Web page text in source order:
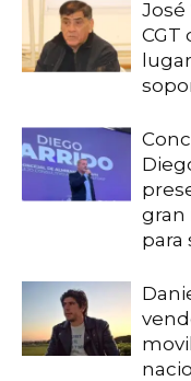
José
CGT
gran
para